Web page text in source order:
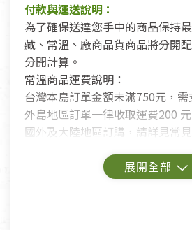
付款與運送說明：
為了確保送達您手中的商品保持
藏、常溫、廠商品貨商品將分開
分開計算。
常溫商品運費說明：
台灣本島訂單金額未滿750元，需
外島地區訂單一律收取運費200 元
國外及大陸地區訂購，請詳見常
鑑賞期商品說明：